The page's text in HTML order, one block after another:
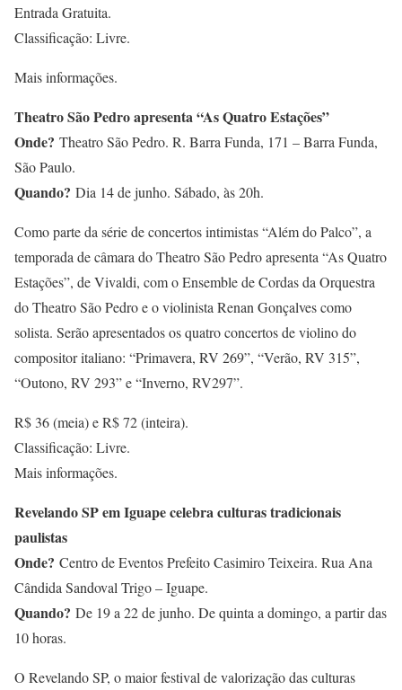
Entrada Gratuita.
Classificação: Livre.
Mais informações.
Theatro São Pedro apresenta “As Quatro Estações”
Onde? Theatro São Pedro. R. Barra Funda, 171 – Barra Funda,
São Paulo.
Quando? Dia 14 de junho. Sábado, às 20h.
Como parte da série de concertos intimistas “Além do Palco”, a
temporada de câmara do Theatro São Pedro apresenta “As Quatro
Estações”, de Vivaldi, com o Ensemble de Cordas da Orquestra
do Theatro São Pedro e o violinista Renan Gonçalves como
solista. Serão apresentados os quatro concertos de violino do
compositor italiano: “Primavera, RV 269”, “Verão, RV 315”,
“Outono, RV 293” e “Inverno, RV297”.
R$ 36 (meia) e R$ 72 (inteira).
Classificação: Livre.
Mais informações.
Revelando SP em Iguape celebra culturas tradicionais
paulistas
Onde? Centro de Eventos Prefeito Casimiro Teixeira. Rua Ana
Cândida Sandoval Trigo – Iguape.
Quando? De 19 a 22 de junho. De quinta a domingo, a partir das
10 horas.
O Revelando SP, o maior festival de valorização das culturas